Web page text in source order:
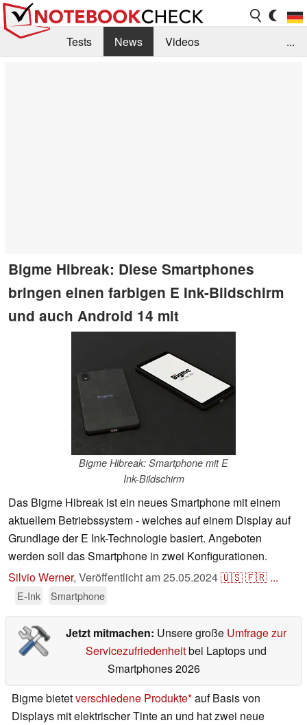
Tests News
Videos
...
Bigme Hibreak: Diese Smartphones
bringen einen farbigen E Ink-Bildschirm
und auch Android 14 mit
Bigme Hibreak: Smartphone mit E
Ink-Bildschirm
Das Bigme Hibreak ist ein neues Smartphone mit einem
aktuellem Betriebssystem - welches auf einem Display auf
Grundlage der E Ink-Technologie basiert. Angeboten
werden soll das Smartphone in zwei Konfigurationen.
Silvio Werner, Veröffentlicht am25.05.2024🇺🇸🇫🇷 ...
E-Ink Smartphone
Jetzt mitmachen: Unsere große Umfrage zur
Servicezufriedenheitbei Laptops und
Smartphones 2026
Bigme bietetverschiedene Produkte auf Basis von
Displays mit elektrischer Tinte an und hat zwei neue